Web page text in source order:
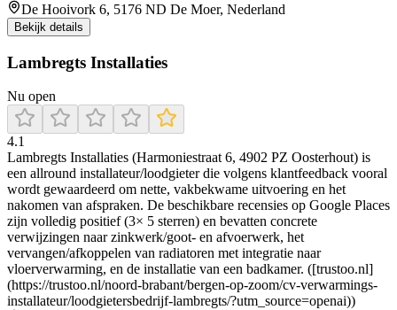
De Hooivork 6, 5176 ND De Moer, Nederland
Bekijk details
Lambregts Installaties
Nu open
4.1
Lambregts Installaties (Harmoniestraat 6, 4902 PZ Oosterhout) is
een allround installateur/loodgieter die volgens klantfeedback vooral
wordt gewaardeerd om nette, vakbekwame uitvoering en het
nakomen van afspraken. De beschikbare recensies op Google Places
zijn volledig positief (3× 5 sterren) en bevatten concrete
verwijzingen naar zinkwerk/goot- en afvoerwerk, het
vervangen/afkoppelen van radiatoren met integratie naar
vloerverwarming, en de installatie van een badkamer. ([trustoo.nl]
(https://trustoo.nl/noord-brabant/bergen-op-zoom/cv-verwarmings-
installateur/loodgietersbedrijf-lambregts/?utm_source=openai))